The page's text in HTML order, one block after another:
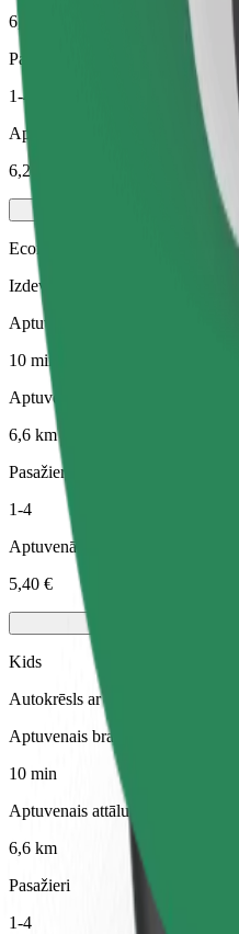
6,6 km
Pasažieri
1-4
Aptuvenā cena
6,20 €
Economy
Izdevīgi braucieni vienkāršos auto
Aptuvenais brauciena ilgums
10 min
Aptuvenais attālums
6,6 km
Pasažieri
1-4
Aptuvenā cena
5,40 €
Kids
Autokrēsls ar siksnām
Aptuvenais brauciena ilgums
10 min
Aptuvenais attālums
6,6 km
Pasažieri
1-4